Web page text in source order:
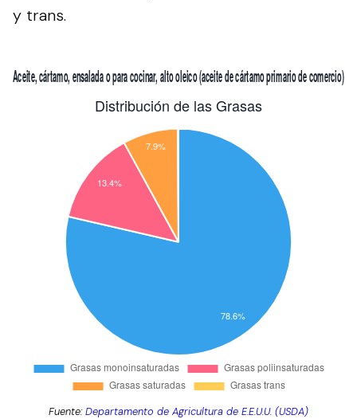
y trans.
Fuente:Departamento de Agricultura de E.E.U.U. (USDA)